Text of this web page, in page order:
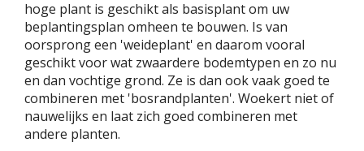
hoge plant is geschikt als basisplant om uw
beplantingsplan omheen te bouwen. Is van
oorsprong een 'weideplant' en daarom vooral
geschikt voor wat zwaardere bodemtypen en zo nu
en dan vochtige grond. Ze is dan ook vaak goed te
combineren met 'bosrandplanten'. Woekert niet of
nauwelijks en laat zich goed combineren met
andere planten.